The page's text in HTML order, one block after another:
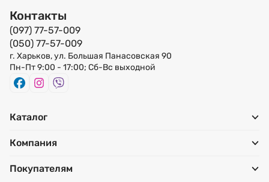
Контакты
(097) 77-57-009
(050) 77-57-009
г. Харьков, ул. Большая Панасовская 90
Пн-Пт 9:00 - 17:00; Сб-Вс выходной
Каталог
Компания
Покупателям